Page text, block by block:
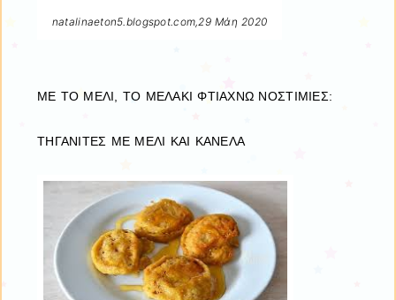
natalinaeton5.blogspot.com,29 Μάη 2020
ΜΕ ΤΟ ΜΕΛΙ, ΤΟ ΜΕΛΑΚΙ ΦΤΙΑΧΝΩ ΝΟΣΤΙΜΙΕΣ:
ΤΗΓΑΝΙΤΕΣ ΜΕ ΜΕΛΙ ΚΑΙ ΚΑΝΕΛΑ